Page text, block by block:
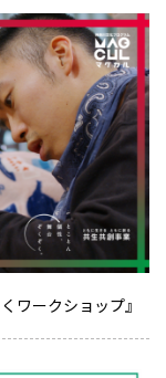
ワークショップ』